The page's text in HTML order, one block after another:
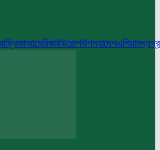
আমেরিকাইউরোপউপমহাদেশএশিয়া